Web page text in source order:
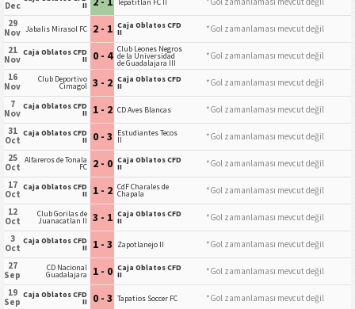
Dec
II
29
Nov Jabalis Mirasol FC 2 - 1 Caja Oblatos CFD
II
*Gol zamanlaması mevcut değil
21
Nov
Caja Oblatos CFD
II 0 - 4 Club Leones Negros
de la Universidad
de Guadalajara III
*Gol zamanlaması mevcut değil
16
Nov
Club Deportivo
Cimagol 3 - 2 Caja Oblatos CFD
II
*Gol zamanlaması mevcut değil
7
Nov
Caja Oblatos CFD
II 1 - 2 CD Aves Blancas
*Gol zamanlaması mevcut değil
31
Oct
Caja Oblatos CFD
II 0 - 3 Estudiantes Tecos
II
*Gol zamanlaması mevcut değil
25
Oct
Alfareros de Tonala
FC 2 - 0 Caja Oblatos CFD
II
*Gol zamanlaması mevcut değil
17
Oct
Caja Oblatos CFD
II 1 - 2 CdF Charales de
Chapala
*Gol zamanlaması mevcut değil
12
Oct
Club Gorilas de
Juanacatlan II 3 - 1 Caja Oblatos CFD
II
*Gol zamanlaması mevcut değil
3
Oct
Caja Oblatos CFD
II 1 - 3 Zapotlanejo II
*Gol zamanlaması mevcut değil
27
Sep
CD Nacional
Guadalajara 1 - 0 Caja Oblatos CFD
II
*Gol zamanlaması mevcut değil
19
Sep
Caja Oblatos CFD
II 0 - 3 Tapatios Soccer FC
*Gol zamanlaması mevcut değil